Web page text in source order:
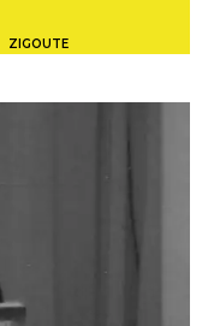
ZIGOUTE